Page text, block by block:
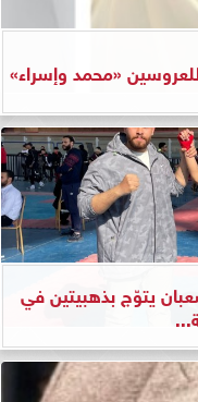
«محمد وإسراء»
يتوّج بذهبيتين في